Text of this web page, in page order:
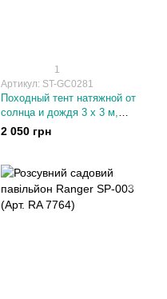
1
Артикул: ST-GC0281
Походный тент натяжной от
солнца и дождя 3 х 3 м,
высота - 2 м Синий
2 050 грн